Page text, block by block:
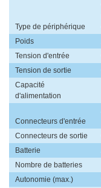
Type de périphérique
Poids
Tension d'entrée
Tension de sortie
Capacité
d'alimentation
Connecteurs d'entrée
Connecteurs de sortie
Batterie
Nombre de batteries
Autonomie (max.)